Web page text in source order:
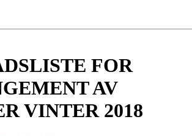
FOR
AV
VINTER 2018